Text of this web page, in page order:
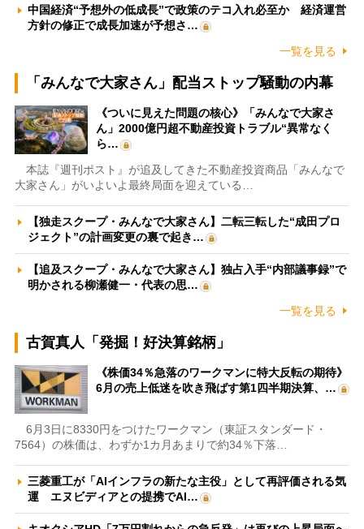
中国経済“予想外の低成長”で政策のテコ入れ必至か 経済運営
方針の修正で成長加速が予想さ…
一覧を見る
「みんなで大家さん」配当ストップ騒動の内幕
《ついに見えた問題の核心》「みんなで大家さ
ん」2000億円超不動産投資トラブル“異常なく
ら…
本誌『週刊ポスト』が追及してきた不動産投資商品「みんなで
大家さん」がいよいよ最終局面を迎えている…
【独走スクープ・みんなで大家さん】二転三転した“成田プロ
ジェクト”の計画変更の裏で起き…
【追及スクープ・みんなで大家さん】独占入手“内部議事録”で
明かされる柳瀬健一・代表の思…
一覧を見る
古賀真人「発掘！好決算銘柄」
《株価34％急落のワークマンに特大反転の期待》
6月の売上低迷を吹き飛ばす第1四半期決算、…
6月3日に8330円をつけたワークマン（東証スタンダード・
7564）の株価は、わずか1カ月あまりで約34％下落…
三菱重工が「AIインフラの新たな主役」として再評価される気
運 エヌビディアとの提携でAI…